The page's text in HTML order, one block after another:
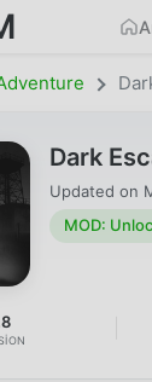
Dark
Updated on
MOD: